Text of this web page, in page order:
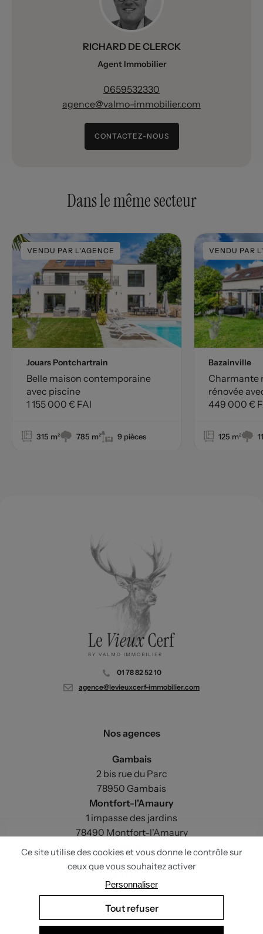
RICHARD DE CLERCK
Agent Immobilier
0659532330
agence@valmo-immobilier.com
CONTACTEZ-NOUS
Dans le même secteur
VENDU PAR L'AGENCE
Jouars Pontchartrain
Belle maison contemporaine
avec piscine
1 155 000 € FAI
315 m² 785 m² 9 pièces
VENDU PAR
Bazainville
Charmante
rénovée
449 000 €
125 m²
01 78 82 52 10
agence@levieuxcerf-immobilier.com
Nos agences
Gambais
2 bis rue du Parc
78950 Gambais
Montfort-l'Amaury
1 impasse des jardins
78490 Montfort-l'Amaury
Paris
33 avenue du Maine
Réalisationbe-beau.fr+Nateev.fr